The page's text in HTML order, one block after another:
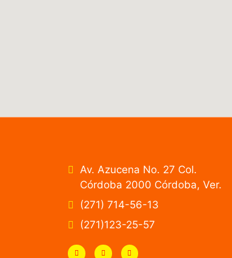
Av. Azucena No. 27 Col.
Córdoba 2000 Córdoba, Ver.
(271) 714-56-13
(271)123-25-57